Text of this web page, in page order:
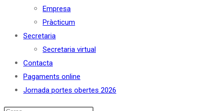
Empresa
Pràcticum
Secretaria
Secretaria virtual
Contacta
Pagaments online
Jornada portes obertes 2026